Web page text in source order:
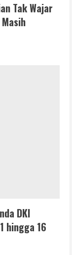
Tak Wajar
DKI
hingga 16